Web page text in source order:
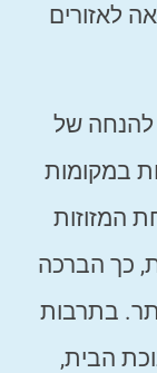
לאזורים
להנחה של
במקומות
המזוזות
כך הברכה
בתרבות
הבית,